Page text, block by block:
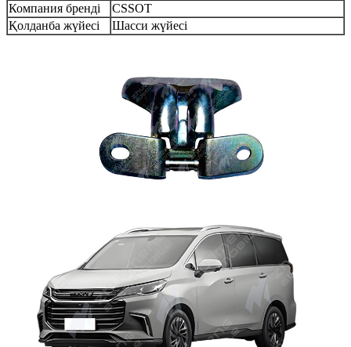
Компания бренді
CSSOT
Қолданба жүйесі
Шасси жүйесі